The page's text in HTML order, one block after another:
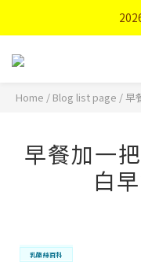
首購
首購
Home / Blog list page /早
早餐加一
白
乳酪絲百科